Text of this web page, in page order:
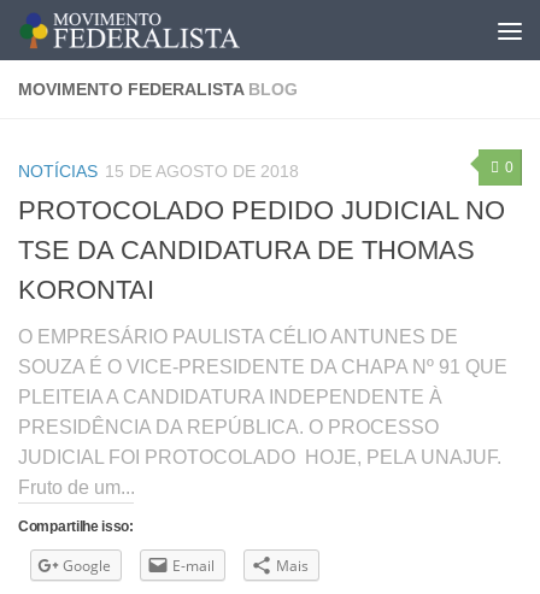
MOVIMENTO FEDERALISTA BLOG
0
NOTÍCIAS 15 DE AGOSTO DE 2018
PROTOCOLADO PEDIDO JUDICIAL NO
TSE DA CANDIDATURA DE THOMAS
KORONTAI
O EMPRESÁRIO PAULISTA CÉLIO ANTUNES DE
SOUZA É O VICE-PRESIDENTE DA CHAPA Nº 91 QUE
PLEITEIA A CANDIDATURA INDEPENDENTE À
PRESIDÊNCIA DA REPÚBLICA. O PROCESSO
JUDICIAL FOI PROTOCOLADO HOJE, PELA UNAJUF.
Fruto de um...
Compartilhe isso:
Google E-mail Mais